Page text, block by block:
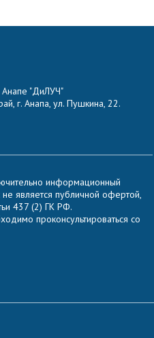
Анапе "ДиЛУЧ"
г. Анапа, ул. Пушкина, 22.
информационный
является публичной офертой,
437 (2) ГК РФ.
проконсультироваться со